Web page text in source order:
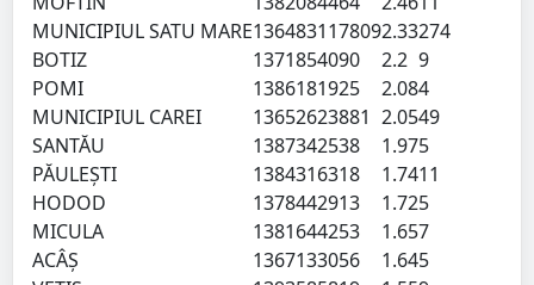
MUNICIPIUL SATU MARE1364831178092.33274
BOTIZ
1371854090 2.2 9
POMI
1386181925 2.084
MUNICIPIUL CAREI
13652623881 2.0549
SANTĂU
1387342538 1.975
PĂULEŞTI
1384316318 1.7411
HODOD
1378442913 1.725
MICULA
1381644253 1.657
ACÂŞ
1367133056 1.645